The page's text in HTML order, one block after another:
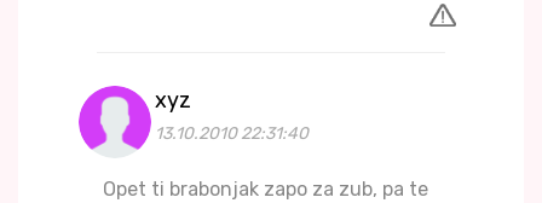
xyz
13.10.2010 22:31:40
Opet ti brabonjak zapo za zub, pa te